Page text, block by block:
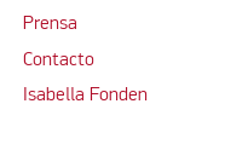
Prensa
Contacto
Isabella Fonden